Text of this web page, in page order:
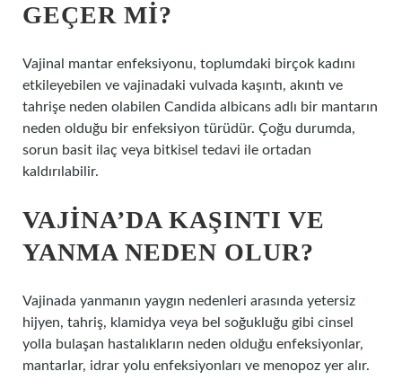
GEÇER MI?
Vajinal mantar enfeksiyonu, toplumdaki birçok kadını
etkileyebilen ve vajinadaki vulvada kaşıntı, akıntı ve
tahrişe neden olabilen Candida albicans adlı bir mantarın
neden olduğu bir enfeksiyon türüdür. Çoğu durumda,
sorun basit ilaç veya bitkisel tedavi ile ortadan
kaldırılabilir.
VAJINA’DA KAŞINTI VE
YANMA NEDEN OLUR?
Vajinada yanmanın yaygın nedenleri arasında yetersiz
hijyen, tahriş, klamidya veya bel soğukluğu gibi cinsel
yolla bulaşan hastalıkların neden olduğu enfeksiyonlar,
mantarlar, idrar yolu enfeksiyonları ve menopoz yer alır.